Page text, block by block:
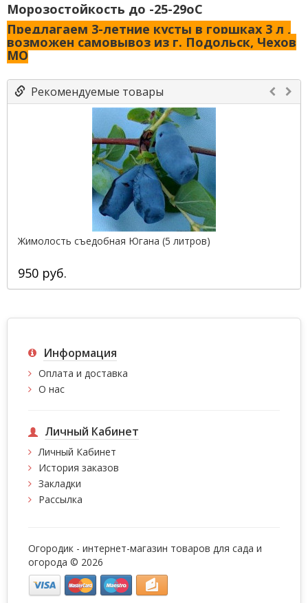
Морозостойкость до -25-29оС
Предлагаем 3-летние кусты в горшках 3 л ,
возможен самовывоз из г. Подольск, Чехов
МО
Рекомендуемые товары
Жимолость съедобная Югана (5 литров)
950 руб.
Информация
Оплата и доставка
О нас
Личный Кабинет
Личный Кабинет
История заказов
Закладки
Рассылка
Огородик - интернет-магазин товаров для сада и
огорода © 2026